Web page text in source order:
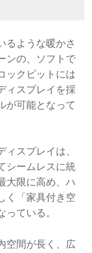
るような暖かさ
ンの、ソフトで
ックピットには
ィスプレイを採
が可能となって
ィスプレイは、
シームレスに統
大限に高め、ハ
く「家具付き空
ている。
空間が⻑く、広